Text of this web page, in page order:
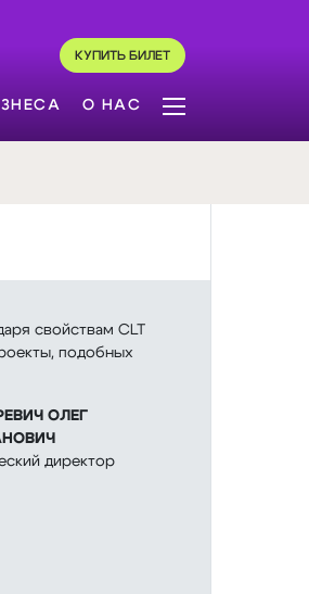
КУПИТЬ БИЛЕТ
О НАС
свойствам CLT
подобных
ОЛЕГ
директор